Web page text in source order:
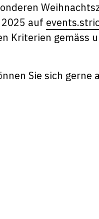
auf
Kriterien gemäss
Sie sich gerne